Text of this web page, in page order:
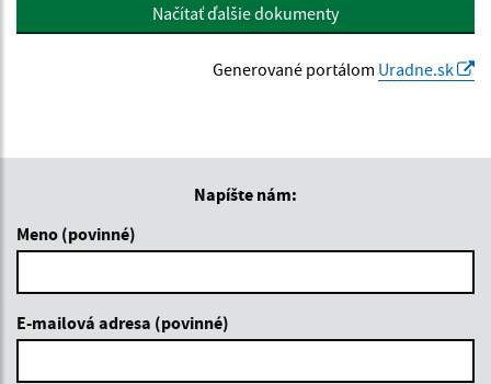
Načítať ďalšie dokumenty
Generované portálom Uradne.sk
Napíšte nám:
Meno (povinné)
E-mailová adresa (povinné)